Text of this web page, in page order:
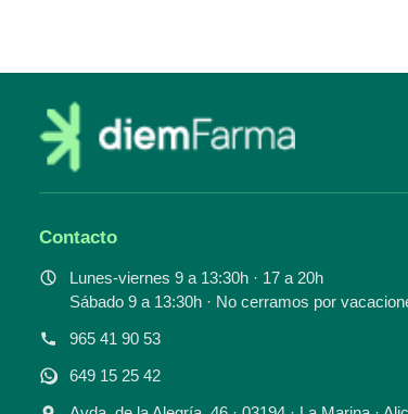
Contacto
Lunes-viernes 9 a 13:30h · 17 a 20h
Sábado 9 a 13:30h · No cerramos por
965 41 90 53
649 15 25 42